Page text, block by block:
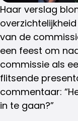
Haar verslag
van de
een feest om
commissie als
flitsende
commentaar:
in te gaan?”